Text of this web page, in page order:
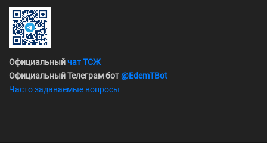
Официальныйчат ТСЖ
Официальный Телеграм бот@EdemTBot
Часто задаваемые вопросы